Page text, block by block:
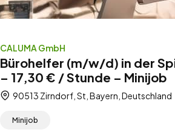
CALUMA GmbH
Bürohelfer (m/w/d) in der
– 17,30 € / Stunde – Minijob
90513 Zirndorf, St, Bayern, Deutschland
Minijob